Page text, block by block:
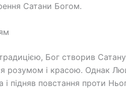
Сатани Богом.
Бог створив
розумом і красою. Однак
підняв повстання проти